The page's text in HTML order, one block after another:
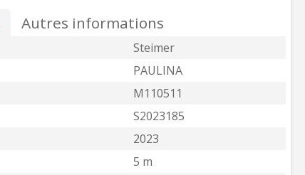
Autres informations
Steimer
PAULINA
M110511
S2023185
2023
5 m